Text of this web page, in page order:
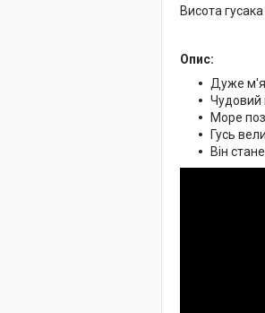
Висота
Опис:
Дуже
Чудовий
Море
Гусь
Він